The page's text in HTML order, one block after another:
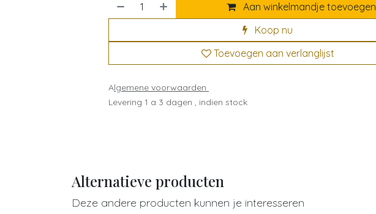
Aan winkelmandje toevoegen
Koop nu
Toevoegen aan verlanglijst
Algemene voorwaarden
Levering 1 a 3 dagen , indien stock
Alternatieve producten
Deze andere producten kunnen je interesseren